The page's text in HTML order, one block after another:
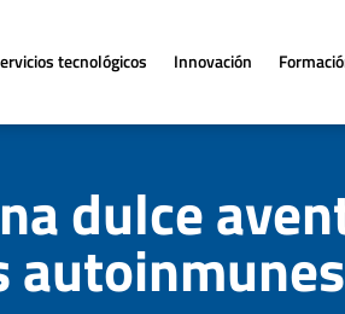
tecnológicos Innovación
dulce